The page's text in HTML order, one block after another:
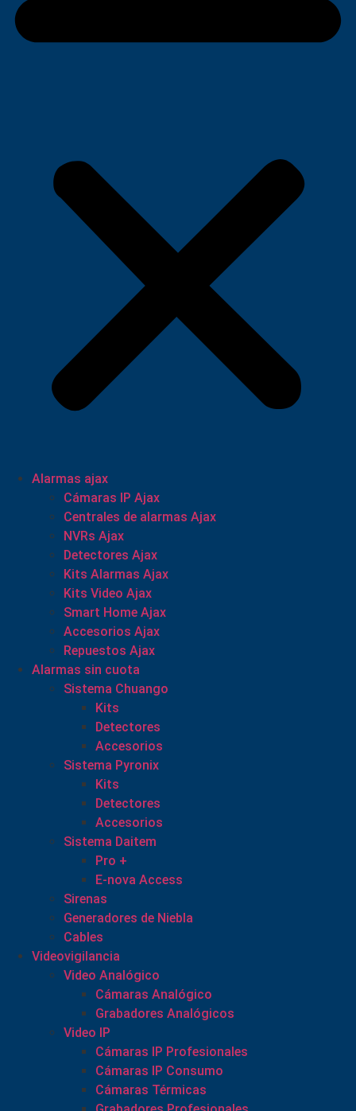
Alarmas ajax
Cámaras IP Ajax
Centrales de alarmas Ajax
NVRs Ajax
Detectores Ajax
Kits Alarmas Ajax
Kits Video Ajax
Smart Home Ajax
Accesorios Ajax
Repuestos Ajax
Alarmas sin cuota
Sistema Chuango
Kits
Detectores
Accesorios
Sistema Pyronix
Kits
Detectores
Accesorios
Sistema Daitem
Pro +
E-nova Access
Sirenas
Generadores de Niebla
Cables
Videovigilancia
Video Analógico
Cámaras Analógico
Grabadores Analógicos
Video IP
Cámaras IP Profesionales
Cámaras IP Consumo
Cámaras Térmicas